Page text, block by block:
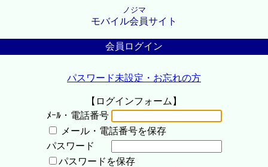
ノジマ
モバイル会員サイト
会員ログイン
パスワード未設定・お忘れの方
【ログインフォーム】
ﾒｰﾙ・電話番号
メール・電話番号を保存
パスワード
パスワードを保存